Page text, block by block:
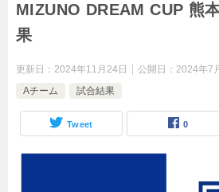
MIZUNO DREAM CUP 熊
果
更新日： 2024年11月24日 公開日： 2024年7
Aチーム
試合結果
Tweet 0